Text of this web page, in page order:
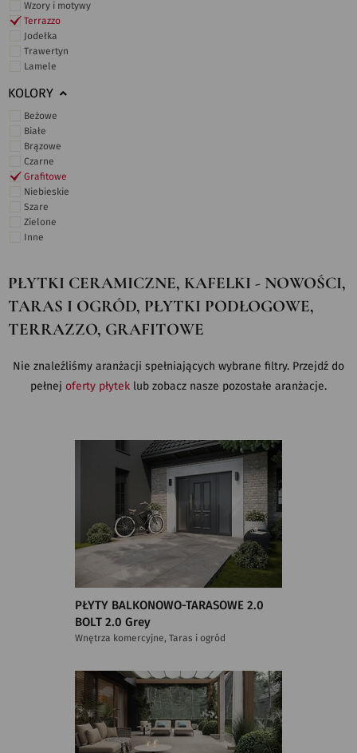
Wzory i motywy
Terrazzo
Jodełka
Trawertyn
Lamele
KOLORY
Beżowe
Białe
Brązowe
Czarne
Grafitowe
Niebieskie
Szare
Zielone
Inne
PŁYTKI CERAMICZNE, KAFELKI - NOWOŚCI,
TARAS I OGRÓD, PŁYTKI PODŁOGOWE,
TERRAZZO, GRAFITOWE
Nie znaleźliśmy aranżacji spełniających wybrane filtry. Przejdź do
pełnej oferty płytek lub zobacz nasze pozostałe aranżacje.
PŁYTY BALKONOWO-TARASOWE 2.0
BOLT 2.0 Grey
Wnętrza komercyjne, Taras i ogród